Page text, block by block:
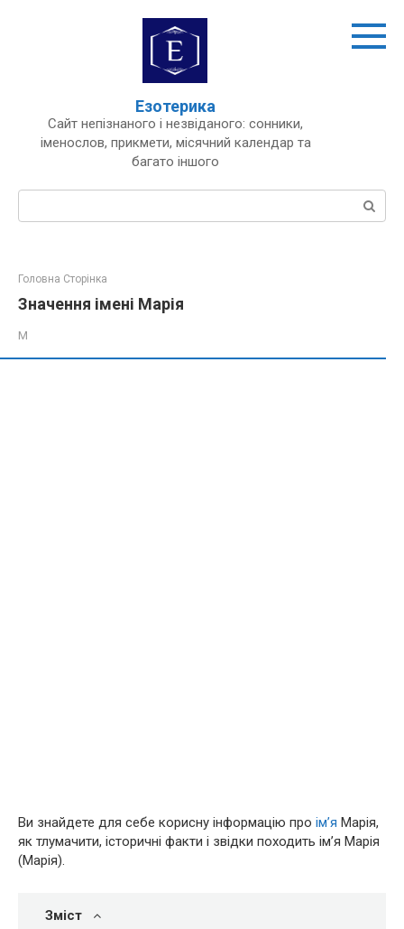
Езотерика
Сайт непізнаного і незвіданого: сонники,
іменослов, прикмети, місячний календар та
багато іншого
Пошук:
Головна Сторінка
Значення імені Марія
М
Ви знайдете для себе корисну інформацію про ім’я Марія,
як тлумачити, історичні факти і звідки походить ім’я Марія
(Марія).
Зміст